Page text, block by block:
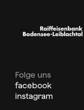
Folge uns
facebook
instagram